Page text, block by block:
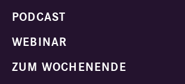
PODCAST
WEBINAR
ZUM WOCHENENDE